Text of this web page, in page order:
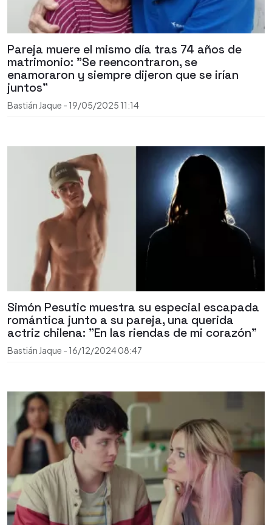
Pareja muere el mismo día tras 74 años de
matrimonio: "Se reencontraron, se
enamoraron y siempre dijeron que se irían
juntos"
Bastián Jaque - 19/05/2025 11:14
Simón Pesutic muestra su especial escapada
romántica junto a su pareja, una querida
actriz chilena: "En las riendas de mi corazón"
Bastián Jaque - 16/12/202408:47